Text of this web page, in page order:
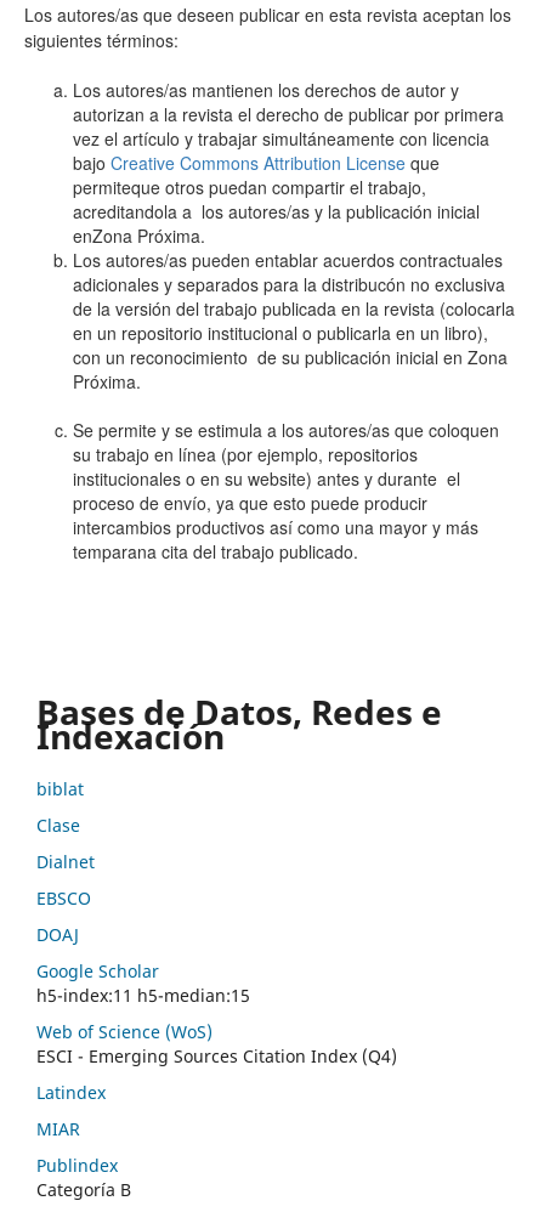
Los autores/as que deseen publicar en esta revista aceptan los
siguientes términos:
Los autores/as mantienen los derechos de autor y
autorizan a la revista el derecho de publicar por primera
vez el artículo y trabajar simultáneamente con licencia
bajo Creative Commons Attribution Licenseque
permiteque otros puedan compartir el trabajo,
acreditandola a los autores/as y la publicación inicial
enZona Próxima.
Los autores/as pueden entablar acuerdos contractuales
adicionales y separados para la distribucón no exclusiva
de la versión del trabajo publicada en la revista (colocarla
en un repositorio institucional o publicarla en un libro),
con un reconocimiento de su publicación inicial en Zona
Próxima.
Se permite y se estimula a los autores/as que coloquen
su trabajo en línea (por ejemplo, repositorios
institucionales o en su website) antes y durante el
proceso de envío, ya que esto puede producir
intercambios productivos así como una mayor y más
temparana cita del trabajo publicado.
Bases de Datos, Redes e
Indexación
biblat
Clase
Dialnet
EBSCO
DOAJ
Google Scholar
h5-index:11 h5-median:15
Web of Science (WoS)
ESCI - Emerging Sources Citation Index (Q4)
Latindex
MIAR
Publindex
Categoría B